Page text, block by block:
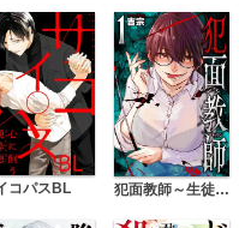
コパスBL 犯面教師～生徒のためなら、何でもヤリます～